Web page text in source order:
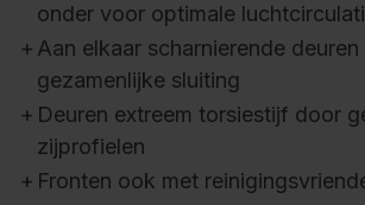
onder voor optimale
+ Aan elkaar scharnierende
gezamenlijke sluiting
+ Deuren extreem torsiestijf door
zijprofielen
+ Fronten ook met